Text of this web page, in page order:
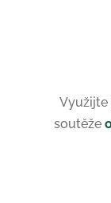
Využijte
soutěže